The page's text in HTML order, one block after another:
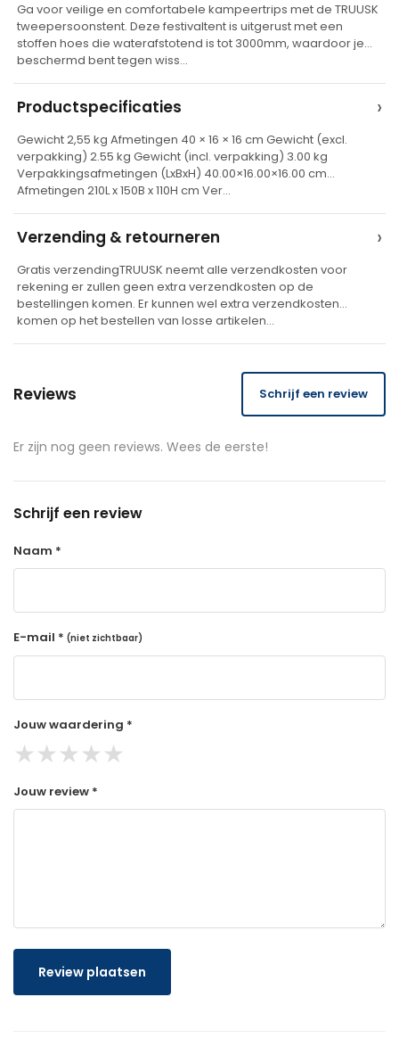
t
e
r
a
t
v
e
Ga voor veilige en comfortabele kampeertrips met de TRUUSK
tweepersoonstent. Deze festivaltent is uitgerust met een
stoffen hoes die waterafstotend is tot 3000mm, waardoor je
beschermd bent tegen wiss…
Productspecificaties ›
Gewicht 2,55 kg Afmetingen 40 × 16 × 16 cm Gewicht (excl.
verpakking) 2.55 kg Gewicht (incl. verpakking) 3.00 kg
Verpakkingsafmetingen (LxBxH) 40.00×16.00×16.00 cm
Afmetingen 210L x 150B x 110H cm Ver…
Verzending & retourneren ›
Gratis verzendingTRUUSK neemt alle verzendkosten voor
rekening er zullen geen extra verzendkosten op de
bestellingen komen. Er kunnen wel extra verzendkosten
komen op het bestellen van losse artikelen…
Reviews Schrijf een review
Er zijn nog geen reviews. Wees de eerste!
Schrijf een review
Naam *
E-mail * (niet zichtbaar)
Jouw waardering *
★★★★★
Jouw review *
Review plaatsen